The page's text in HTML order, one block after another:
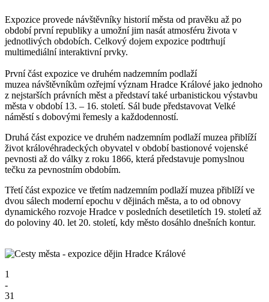
Expozice provede návštěvníky historií města od pravěku až po
období první republiky a umožní jim nasát atmosféru života v
jednotlivých obdobích. Celkový dojem expozice podtrhují
multimediální interaktivní prvky.
První část expozice ve druhém nadzemním podlaží
muzea návštěvníkům ozřejmí význam Hradce Králové jako jednoho
z nejstarších právních měst a představí také urbanistickou výstavbu
města v období 13. – 16. století. Sál bude představovat Velké
náměstí s dobovými řemesly a každodenností.
Druhá část expozice ve druhém nadzemním podlaží muzea přiblíží
život královéhradeckých obyvatel v období bastionové vojenské
pevnosti až do války z roku 1866, která představuje pomyslnou
tečku za pevnostním obdobím.
Třetí část expozice ve třetím nadzemním podlaží muzea přiblíží ve
dvou sálech moderní epochu v dějinách města, a to od obnovy
dynamického rozvoje Hradce v posledních desetiletích 19. století až
do poloviny 40. let 20. století, kdy město dosáhlo dnešních kontur.
1
-
31